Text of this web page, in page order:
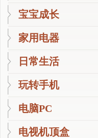
宝宝成长
家用电器
日常生活
玩转手机
电脑PC
电视机顶盒